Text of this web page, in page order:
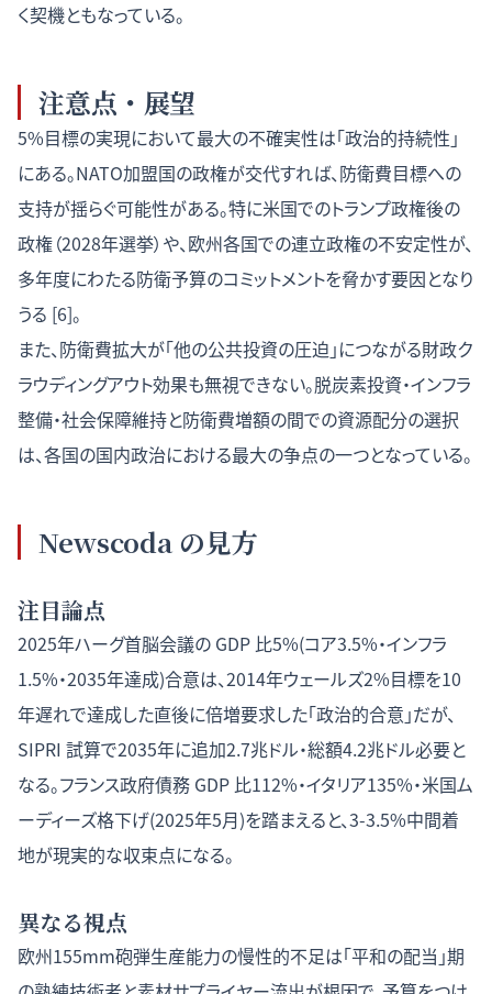
く契機ともなっている。
注意点・展望
5%目標の実現において最大の不確実性は「政治的持続性」
にある。NATO加盟国の政権が交代すれば、防衛費目標への
支持が揺らぐ可能性がある。特に米国でのトランプ政権後の
政権（2028年選挙）や、欧州各国での連立政権の不安定性が、
多年度にわたる防衛予算のコミットメントを脅かす要因となり
うる [6]。
また、防衛費拡大が「他の公共投資の圧迫」につながる財政ク
ラウディングアウト効果も無視できない。脱炭素投資・インフラ
整備・社会保障維持と防衛費増額の間での資源配分の選択
は、各国の国内政治における最大の争点の一つとなっている。
Newscoda の見方
注目論点
2025年ハーグ首脳会議の GDP 比5%(コア3.5%・インフラ
1.5%・2035年達成)合意は、2014年ウェールズ2%目標を10
年遅れで達成した直後に倍増要求した「政治的合意」だが、
SIPRI 試算で2035年に追加2.7兆ドル・総額4.2兆ドル必要と
なる。フランス政府債務 GDP 比112%・イタリア135%・米国ム
ーディーズ格下げ(2025年5月)を踏まえると、3-3.5%中間着
地が現実的な収束点になる。
異なる視点
欧州155mm砲弾生産能力の慢性的不足は「平和の配当」期